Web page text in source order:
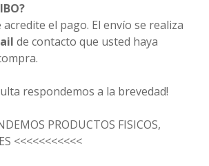
acredite el pago. El envío se realiza
de contacto que usted haya
respondemos a la brevedad!
PRODUCTOS FISICOS,
<<<<<<<<<<<